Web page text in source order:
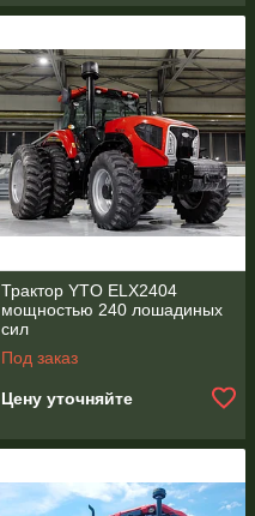
Трактор YTO ЕLX2404
мощностью 240 лошадиных
сил
Под заказ
Цену уточняйте